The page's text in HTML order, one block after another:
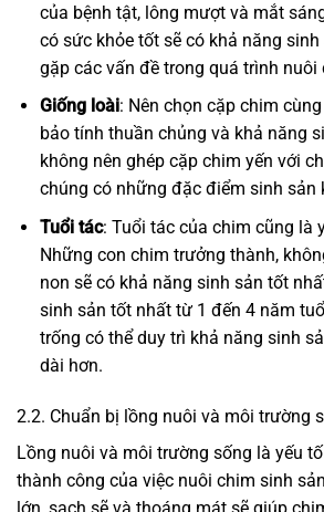
của bệnh tật, lông mượt và mắt
có sức khỏe tốt sẽ có khả năng
gặp các vấn đề trong quá trình nuôi
Giống loài: Nên chọn cặp chim
bảo tính thuần chủng và khả năng
không nên ghép cặp chim yến với
chúng có những đặc điểm sinh sản
Tuổi tác: Tuổi tác của chim cũng là
Những con chim trưởng thành,
non sẽ có khả năng sinh sản tốt
sinh sản tốt nhất từ 1 đến 4 năm
trống có thể duy trì khả năng sinh
dài hơn.
2.2. Chuẩn bị lồng nuôi và môi trường
Lồng nuôi và môi trường sống là yếu
thành công của việc nuôi chim sinh